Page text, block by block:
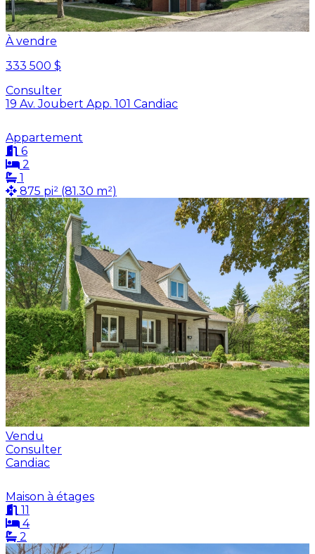
À vendre
333 500 $
Consulter
19 Av. Joubert App. 101 Candiac
Appartement
6
2
1
875 pi² (81.30 m²)
Vendu
Consulter
Candiac
Maison à étages
11
4
2